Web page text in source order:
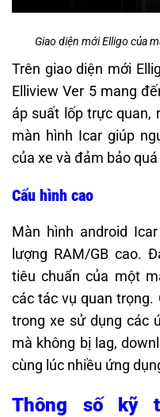
Giao diện mới Elligo của
Trên giao diện mới
Elliview Ver 5 mang
áp suất lốp trực quan,
màn hình Icar giúp
của xe và đảm bảo
Cấu hình cao
Màn hình android
lượng RAM/GB cao.
tiêu chuẩn của một
các tác vụ quan trọng.
trong xe sử dụng các
mà không bị lag,
cùng lúc nhiều ứng
Thông số kỹ